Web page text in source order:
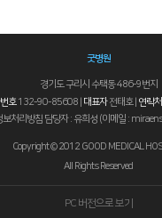
굿병원
경기도 구리시 수택동 486-9번지
호132-90-85608 | 대표자전태호 | 연락처
보처리방침 담당자 : 유희성 (이메일 :
Copyright © 2012 GOOD MEDICAL
All Rights Reserved
PC 버전으로 보기